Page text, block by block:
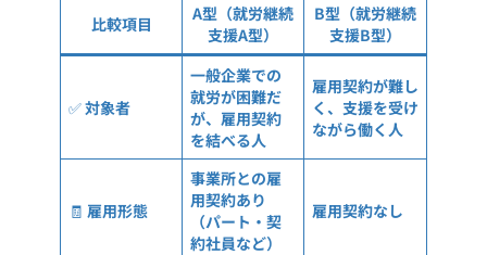
比較項目
A型（就労継続
支援A型）
B型（就労継続
支援B型）
✅対象者
一般企業での
就労が困難だ
が、雇用契約
を結べる人
雇用契約が難し
く、支援を受け
ながら働く人
🧾 雇用形態
事業所との雇
用契約あり
（パート・契
約社員など）
雇用契約なし